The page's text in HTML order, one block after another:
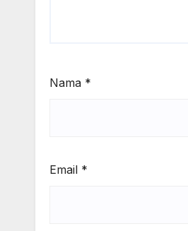
Nama *
Email *